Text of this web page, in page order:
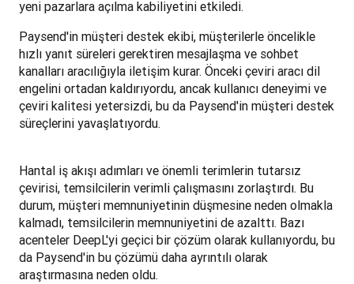
Paysend'in müşteri destek ekibi, müşterilerle öncelikle
hızlı yanıt süreleri gerektiren mesajlaşma ve sohbet
kanalları aracılığıyla iletişim kurar. Önceki çeviri aracı dil
engelini ortadan kaldırıyordu, ancak kullanıcı deneyimi ve
çeviri kalitesi yetersizdi, bu da Paysend'in müşteri destek
süreçlerini yavaşlatıyordu.
Hantal iş akışı adımları ve önemli terimlerin tutarsız
çevirisi, temsilcilerin verimli çalışmasını zorlaştırdı. Bu
durum, müşteri memnuniyetinin düşmesine neden olmakla
kalmadı, temsilcilerin memnuniyetini de azalttı. Bazı
acenteler DeepL'yi geçici bir çözüm olarak kullanıyordu, bu
da Paysend'in bu çözümü daha ayrıntılı olarak
araştırmasına neden oldu.